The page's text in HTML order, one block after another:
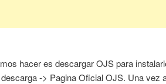
hacer es descargar OJS para
-> Pagina Oficial OJS. Una vez